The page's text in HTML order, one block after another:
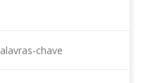
chave